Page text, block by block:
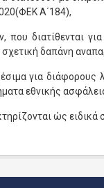
Α΄184),
διατίθενται
δαπάνη
για
εθνικής
ώς ειδικά